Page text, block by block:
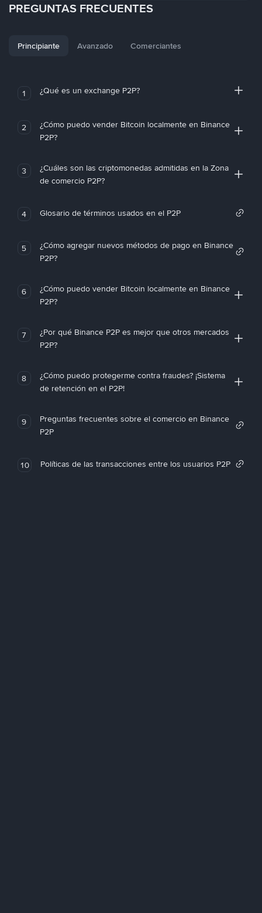
PREGUNTAS FRECUENTES
Principiante Avanzado Comerciantes
1 ¿Qué es un exchange P2P?
2
¿Cómo puedo vender Bitcoin localmente en Binance
P2P?
3
¿Cuáles son las criptomonedas admitidas en la Zona
de comercio P2P?
4 Glosario de términos usados en el P2P
5
¿Cómo agregar nuevos métodos de pago en Binance
P2P?
6
¿Cómo puedo vender Bitcoin localmente en Binance
P2P?
7
¿Por qué Binance P2P es mejor que otros mercados
P2P?
8
¿Cómo puedo protegerme contra fraudes? ¡Sistema
de retención en el P2P!
9
Preguntas frecuentes sobre el comercio en Binance
P2P
10 Políticas de las transacciones entre los usuarios P2P